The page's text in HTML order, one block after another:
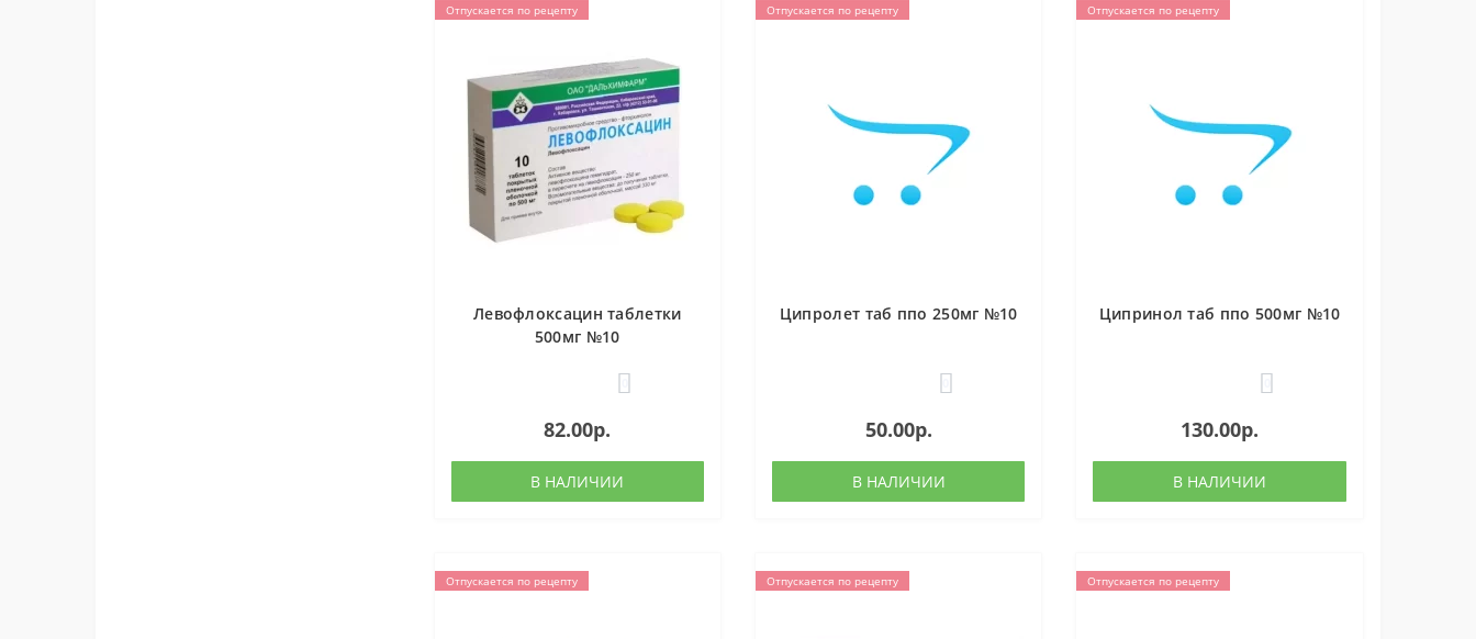
Отпускается по рецепту
Левофлоксацин таблетки
500мг №10
82.00р.
В НАЛИЧИИ
Отпускается по рецепту
Ципролет таб ппо 250мг №10
50.00р.
В НАЛИЧИИ
Отпускается по рецепту
Ципринол таб ппо 500мг №10
130.00р.
В НАЛИЧИИ
Отпускается по рецепту Отпускается по рецепту Отпускается по рецепту